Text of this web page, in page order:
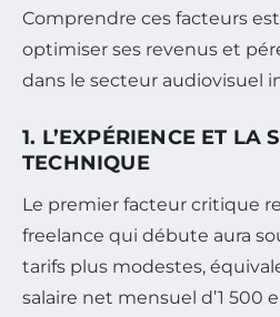
Comprendre ces facteurs
optimiser ses revenus et
dans le secteur audiovisuel
1. L’EXPÉRIENCE ET LA
TECHNIQUE
Le premier facteur critique
freelance qui débute aura
tarifs plus modestes,
salaire net mensuel d’1 500